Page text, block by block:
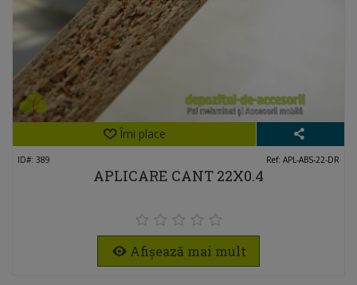
Îmi place
ID#: 389 Ref: APL-ABS-22-DR
APLICARE CANT 22X0.4
Afișează mai mult